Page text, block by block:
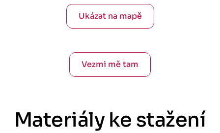
Ukázat na mapě
Vezmi mě tam
Materiály ke stažení